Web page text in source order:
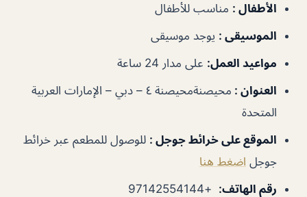
الأطفال : مناسب للأطفال
الموسيقى : يوجد موسيقى
مواعيد العمل: على مدار 24 ساعة
العنوان :
محيصنةمحيصنة ٤ – دبي – الإمارات العربية
المتحدة
الموقع على خرائط جوجل : للوصول للمطعم عبر خرائط
جوجل اضغط هنا
رقم الهاتف:
+97142554144